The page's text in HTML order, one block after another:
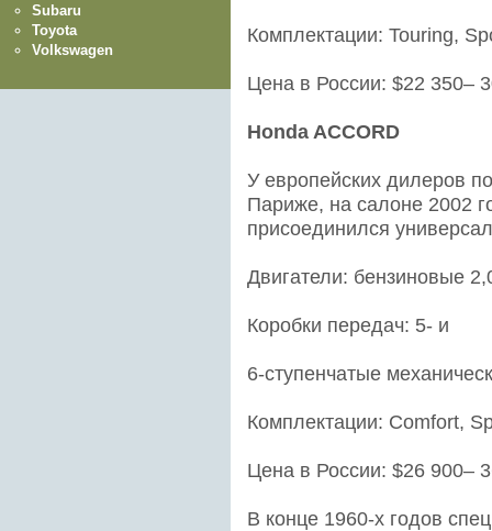
Комплектации: Touring,
Цена в России: $22 350–
Honda ACCORD
У европейских дилеров
Париже, на салоне 2002
присоединился
Двигатели: бензиновые
Коробки передач: 5- и
6-ступенчатые
Комплектации: Comfort,
Цена в России: $26 900–
В конце 1960-х годов
Subaru
Toyota
Volkswagen